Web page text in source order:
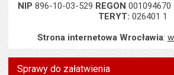
NIP 896-10-03-529 REGON
TERYT: 026401 1
Strona internetowa Wrocławia:
Sprawy do załatwienia